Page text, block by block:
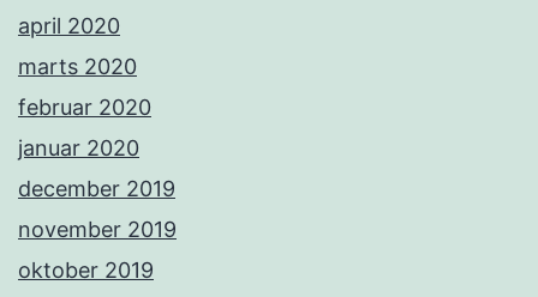
april 2020
marts 2020
februar 2020
januar 2020
december 2019
november 2019
oktober 2019